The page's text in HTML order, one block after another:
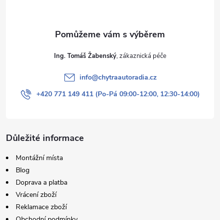
Ing. Tomáš Žabenský
info@chytraautoradia.cz
+420 771 149 411 (Po-Pá 09:00-12:00, 12:30-14:00)
Důležité informace
Montážní místa
Blog
Doprava a platba
Vrácení zboží
Reklamace zboží